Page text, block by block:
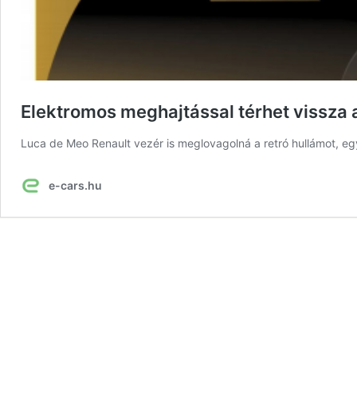
Elektromos meghajtással térhet vissza
Luca de Meo Renault vezér is meglovagolná a retró hullámot,
e-cars.hu